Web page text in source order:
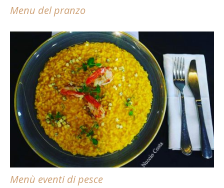
Menu del pranzo
Menù eventi di pesce